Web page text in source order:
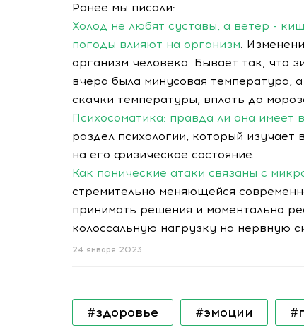
Ранее мы писали:
Холод не любят суставы, а ветер -
погоды влияют на организм.
организм человека. Бывает так, что
вчера была минусовая температура,
скачки температуры, вплоть до
Психосоматика: правда ли она имеет
раздел психологии, который
на его физическое состояние.
Как панические атаки связаны с
стремительно меняющейся
принимать решения и моментально
колоссальную нагрузку на нервную
24 января 2023
#здоровье #эмоции